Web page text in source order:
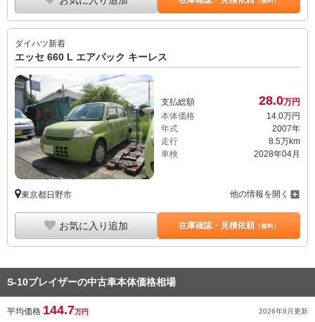
ダイハツ新着
エッセ 660 L エアバック キーレス
支払総額 28.0万円
本体価格
14.0万円
年式
2007年
走行
8.5万km
車検
2028年04月
東京都日野市 他の情報を開く
お気に入り追加 在庫確認・見積依頼（無料）
S-10ブレイザーの中古車本体価格相場
平均価格 144.7万円 2026年8月更新